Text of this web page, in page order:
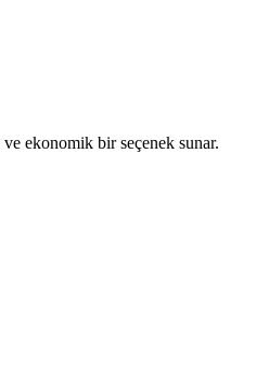
ekonomik bir seçenek sunar.